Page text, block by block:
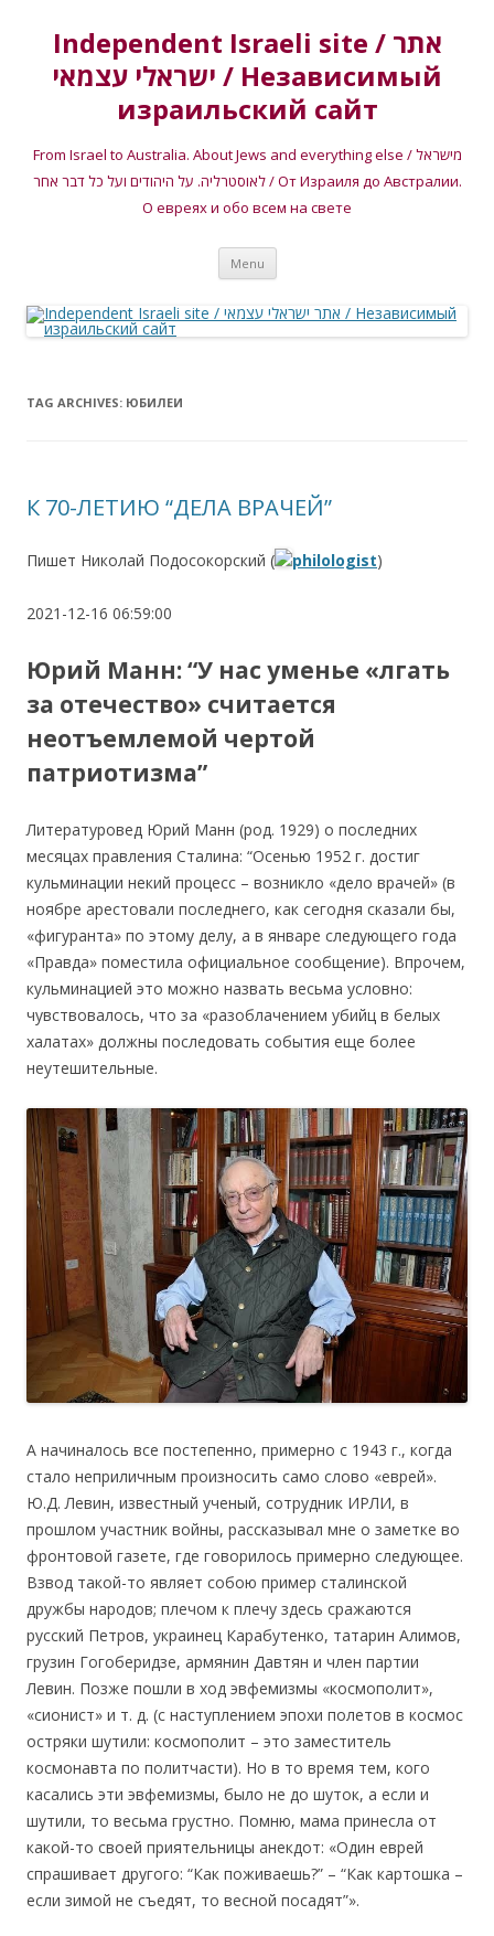
Independent Israeli site / אתר
ישראלי עצמאי / Независимый
израильский сайт
From Israel to Australia. About Jews and everything else / מישראל
לאוסטרליה. על היהודים ועל כל דבר אחר / От Израиля до Австралии.
О евреях и обо всем на свете
Menu Skip
content
TAG ARCHIVES: ЮБИЛЕИ
К 70-ЛЕТИЮ “ДЕЛА ВРАЧЕЙ”
Пишет Николай Подосокорский ( philologist)
2021-12-16 06:59:00
Юрий Манн: “У нас уменье «лгать
за отечество» считается
неотъемлемой чертой
патриотизма”
Литературовед Юрий Манн (род. 1929) о последних
месяцах правления Сталина: “Осенью 1952 г. достиг
кульминации некий процесс – возникло «дело врачей» (в
ноябре арестовали последнего, как сегодня сказали бы,
«фигуранта» по этому делу, а в январе следующего года
«Правда» поместила официальное сообщение). Впрочем,
кульминацией это можно назвать весьма условно:
чувствовалось, что за «разоблачением убийц в белых
халатах» должны последовать события еще более
неутешительные.
А начиналось все постепенно, примерно с 1943 г., когда
стало неприличным произносить само слово «еврей».
Ю.Д. Левин, известный ученый, сотрудник ИРЛИ, в
прошлом участник войны, рассказывал мне о заметке во
фронтовой газете, где говорилось примерно следующее.
Взвод такой-то являет собою пример сталинской
дружбы народов; плечом к плечу здесь сражаются
русский Петров, украинец Карабутенко, татарин Алимов,
грузин Гогоберидзе, армянин Давтян и член партии
Левин. Позже пошли в ход эвфемизмы «космополит»,
«сионист» и т. д. (с наступлением эпохи полетов в космос
остряки шутили: космополит – это заместитель
космонавта по политчасти). Но в то время тем, кого
касались эти эвфемизмы, было не до шуток, а если и
шутили, то весьма грустно. Помню, мама принесла от
какой-то своей приятельницы анекдот: «Один еврей
спрашивает другого: “Как поживаешь?” – “Как картошка –
если зимой не съедят, то весной посадят”».